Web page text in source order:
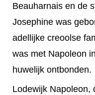
Beauharnais en de
Josephine was
adellijke creoolse
was met Napoleon
huwelijk ontbonden.
Lodewijk Napoleon,